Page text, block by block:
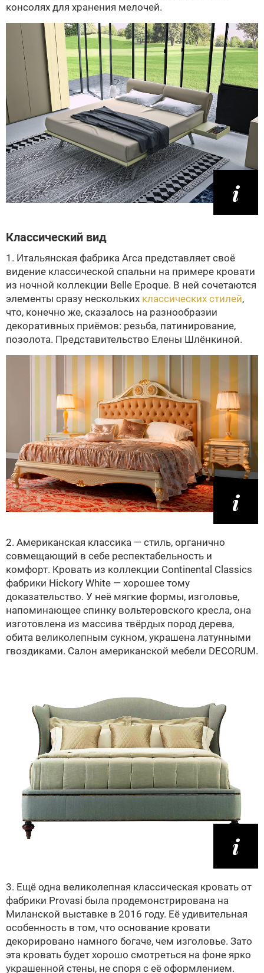
консолях для хранения мелочей.
Классический вид
1. Итальянская фабрика Arca представляет своё
видение классической спальни на примере кровати
из ночной коллекции Belle Epoque. В ней сочетаются
элементы сразу нескольких классических стилей,
что, конечно же, сказалось на разнообразии
декоративных приёмов: резьба, патинирование,
позолота. Представительство Елены Шлёнкиной.
2. Американская классика — стиль, органично
совмещающий в себе респектабельность и
комфорт. Кровать из коллекции Continental Classics
фабрики Hickory White — хорошее тому
доказательство. У неё мягкие формы, изголовье,
напоминающее спинку вольтеровского кресла, она
изготовлена из массива твёрдых пород дерева,
обита великолепным сукном, украшена латунными
гвоздиками. Салон американской мебели DECORUM.
3. Ещё одна великолепная классическая кровать от
фабрики Provasi была продемонстрирована на
Миланской выставке в 2016 году. Её удивительная
особенность в том, что основание кровати
декорировано намного богаче, чем изголовье. Зато
эта кровать будет хорошо смотреться на фоне ярко
украшенной стены, не споря с её оформлением.